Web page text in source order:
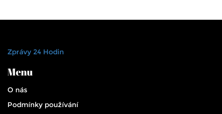
Zprávy 24 Hodin
Menu
O nás
Podmínky používání